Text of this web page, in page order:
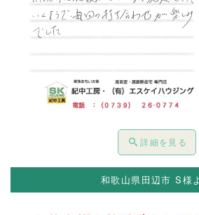
詳細を見る
和歌山県田辺市 S様